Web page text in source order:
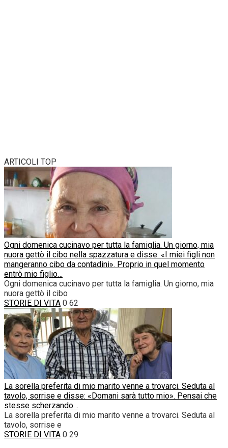
ARTICOLI TOP
Ogni domenica cucinavo per tutta la famiglia. Un giorno, mia
nuora gettò il cibo nella spazzatura e disse: «I miei figli non
mangeranno cibo da contadini». Proprio in quel momento
entrò mio figlio…
Ogni domenica cucinavo per tutta la famiglia. Un giorno, mia
nuora gettò il cibo
STORIE DI VITA 0 62
La sorella preferita di mio marito venne a trovarci. Seduta al
tavolo, sorrise e disse: «Domani sarà tutto mio». Pensai che
stesse scherzando…
La sorella preferita di mio marito venne a trovarci. Seduta al
tavolo, sorrise e
STORIE DI VITA 0 29